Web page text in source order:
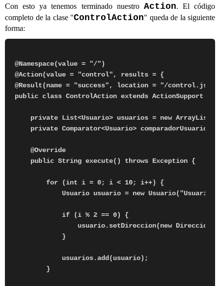
Con esto ya tenemos terminado nuestro Action. El código
completo de la clase "ControlAction" queda de la siguiente
forma:
@Namespace(value = "/")
@Action(value = "control", results = {
@Result(name = "success", location = "/
public class ControlAction extends ActionSupport {
private List<Usuario> usuarios = new
private Comparator<Usuario> comparadorUsuarios
    @Override
    public String execute() throws Exception {
        for (int i = 0; i < 10; i++) {
Usuario usuario = new Usuario("Usuario
            if (i % 2 == 0) {
usuario.setDireccion(new
            }
            usuarios.add(usuario);
        }